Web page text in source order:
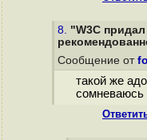
8. "W3C
Сообщение от
такой же
сомневаюсь